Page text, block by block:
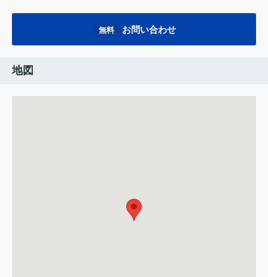
無料 お問い合わせ
地図